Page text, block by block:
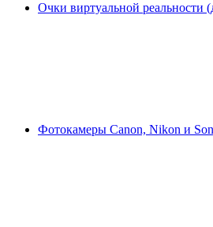
Очки виртуальной реальности
Фотокамеры Canon, Nikon и